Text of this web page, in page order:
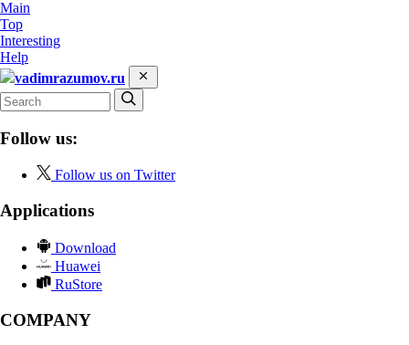
Main
Top
Interesting
Help
vadimrazumov.ru
Follow us:
Follow us on Twitter
Applications
Download
Huawei
RuStore
COMPANY